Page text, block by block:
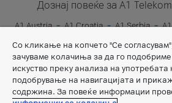
Дознај повеќе за A1
A1 Austria A1 Croatia A1 Serbia
Со кликање на копчето "Се
зачуваме колачиња за да го
искуство преку анализа на употребата
подобрување на навигацијата и
содржина. За повеќе информации